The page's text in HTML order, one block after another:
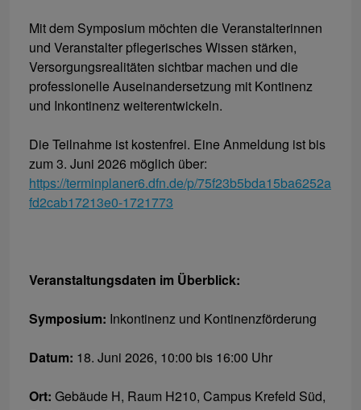
Mit dem Symposium möchten die Veranstalterinnen
und Veranstalter pflegerisches Wissen stärken,
Versorgungsrealitäten sichtbar machen und die
professionelle Auseinandersetzung mit Kontinenz
und Inkontinenz weiterentwickeln.
Die Teilnahme ist kostenfrei. Eine Anmeldung ist bis
zum 3. Juni 2026 möglich über:
https://terminplaner6.dfn.de/p/75f23b5bda15ba6252a
fd2cab17213e0-1721773
Veranstaltungsdaten im Überblick:
Symposium: Inkontinenz und Kontinenzförderung
Datum: 18. Juni 2026, 10:00 bis 16:00 Uhr
Ort: Gebäude H, Raum H210, Campus Krefeld Süd,